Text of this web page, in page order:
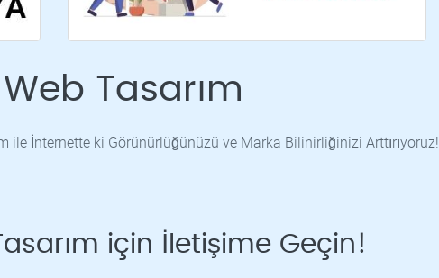
Tasarım
ile İnternette ki Görünürlüğünüzü ve Marka Bilinirliğinizi Arttırıyoruz!
için İletişime Geçin!